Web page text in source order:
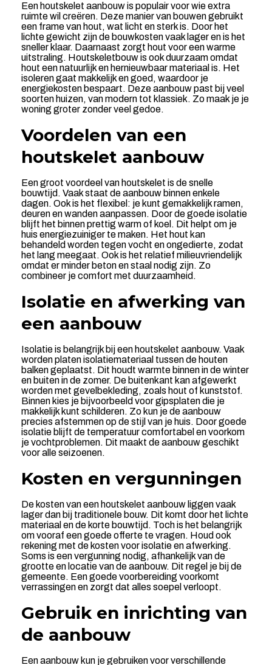
Een houtskelet aanbouw is populair voor wie extra
ruimte wil creëren. Deze manier van bouwen gebruikt
een frame van hout, wat licht en sterk is. Door het
lichte gewicht zijn de bouwkosten vaak lager en is het
sneller klaar. Daarnaast zorgt hout voor een warme
uitstraling. Houtskeletbouw is ook duurzaam omdat
hout een natuurlijk en hernieuwbaar materiaal is. Het
isoleren gaat makkelijk en goed, waardoor je
energiekosten bespaart. Deze aanbouw past bij veel
soorten huizen, van modern tot klassiek. Zo maak je je
woning groter zonder veel gedoe.
Voordelen van een
houtskelet aanbouw
Een groot voordeel van houtskelet is de snelle
bouwtijd. Vaak staat de aanbouw binnen enkele
dagen. Ook is het flexibel: je kunt gemakkelijk ramen,
deuren en wanden aanpassen. Door de goede isolatie
blijft het binnen prettig warm of koel. Dit helpt om je
huis energiezuiniger te maken. Het hout kan
behandeld worden tegen vocht en ongedierte, zodat
het lang meegaat. Ook is het relatief milieuvriendelijk
omdat er minder beton en staal nodig zijn. Zo
combineer je comfort met duurzaamheid.
Isolatie en afwerking van
een aanbouw
Isolatie is belangrijk bij een houtskelet aanbouw. Vaak
worden platen isolatiemateriaal tussen de houten
balken geplaatst. Dit houdt warmte binnen in de winter
en buiten in de zomer. De buitenkant kan afgewerkt
worden met gevelbekleding, zoals hout of kunststof.
Binnen kies je bijvoorbeeld voor gipsplaten die je
makkelijk kunt schilderen. Zo kun je de aanbouw
precies afstemmen op de stijl van je huis. Door goede
isolatie blijft de temperatuur comfortabel en voorkom
je vochtproblemen. Dit maakt de aanbouw geschikt
voor alle seizoenen.
Kosten en vergunningen
De kosten van een houtskelet aanbouw liggen vaak
lager dan bij traditionele bouw. Dit komt door het lichte
materiaal en de korte bouwtijd. Toch is het belangrijk
om vooraf een goede offerte te vragen. Houd ook
rekening met de kosten voor isolatie en afwerking.
Soms is een vergunning nodig, afhankelijk van de
grootte en locatie van de aanbouw. Dit regel je bij de
gemeente. Een goede voorbereiding voorkomt
verrassingen en zorgt dat alles soepel verloopt.
Gebruik en inrichting van
de aanbouw
Een aanbouw kun je gebruiken voor verschillende